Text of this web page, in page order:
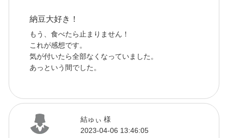
納豆大好き！
もう、食べたら止まりません！
これが感想です。
気が付いたら全部なくなっていました。
あっという間でした。
結ゅぃ 様
2023-04-06 13:46:05